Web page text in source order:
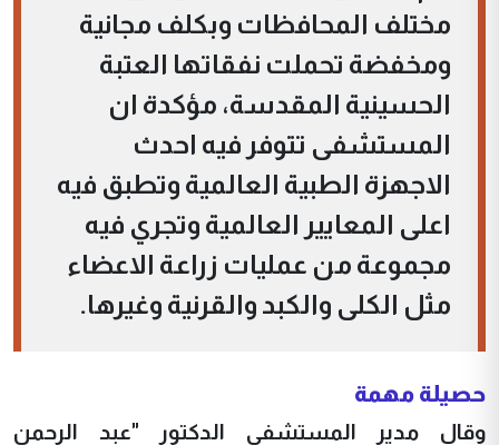
مختلف المحافظات وبكلف مجانية
ومخفضة تحملت نفقاتها العتبة
الحسينية المقدسة، مؤكدة ان
المستشفى تتوفر فيه احدث
الاجهزة الطبية العالمية وتطبق فيه
اعلى المعايير العالمية وتجري فيه
مجموعة من عمليات زراعة الاعضاء
مثل الكلى والكبد والقرنية وغيرها.
حصيلة مهمة
وقال مدير المستشفى الدكتور "عبد الرحمن